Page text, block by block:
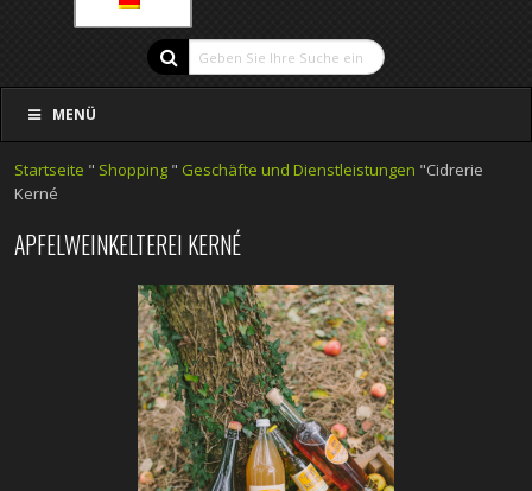
MENÜ
Startseite " Shopping " Geschäfte und Dienstleistungen "Cidrerie
Kerné
APFELWEINKELTEREI KERNÉ